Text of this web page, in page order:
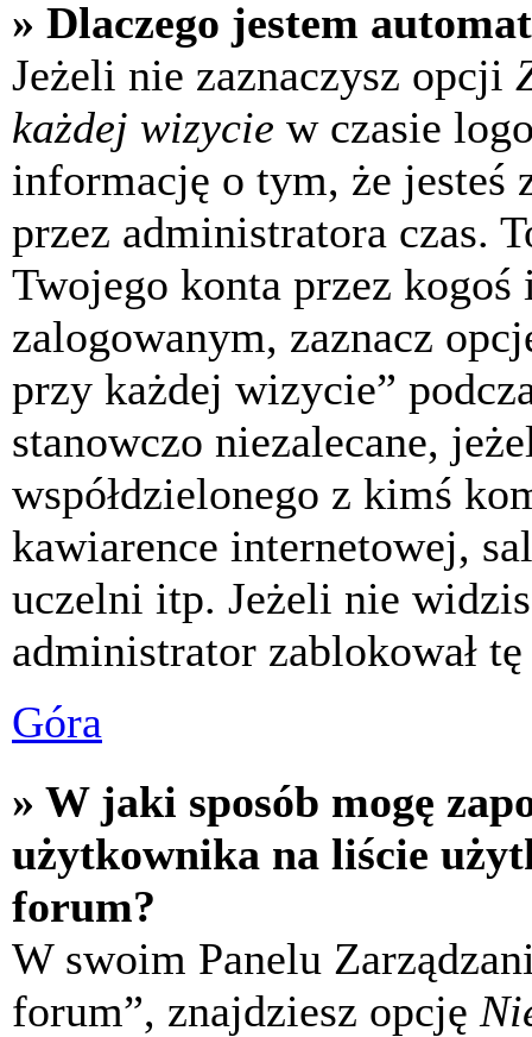
» Dlaczego jestem
Jeżeli nie zaznaczysz opcji
każdej wizycie w czasie
informację o tym, że jesteś
przez administratora czas.
Twojego konta przez kogoś
zalogowanym, zaznacz
przy każdej wizycie”
stanowczo niezalecane,
współdzielonego z kimś
kawiarence internetowej,
uczelni itp. Jeżeli nie
administrator zablokował
Góra
» W jaki sposób mogę
użytkownika na liście
forum?
W swoim Panelu
forum”, znajdziesz opcję